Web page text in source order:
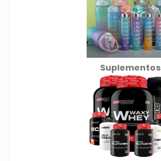
Suplementos